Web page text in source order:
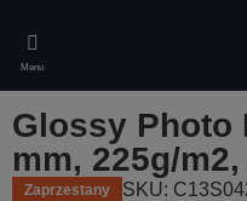
main
content
Menu
Glossy Photo
mm, 225g/
Zaprzestany SKU: